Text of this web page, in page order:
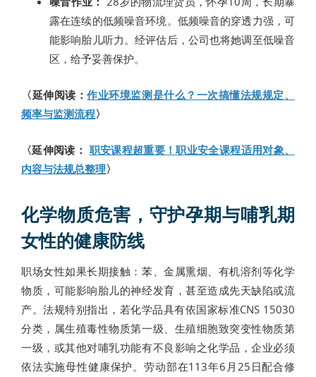
露在连续的低频噪音环境。低频噪音的穿透力强，可
能影响胎儿听力。经评估后，公司也将她调至低噪音
区，给予妥善保护。
〈延伸阅读：作业环境监测是什么？一次搞懂法规规定、
频率与监测流程〉
〈延伸阅读： 职安课程超重要！职业安全课程适用对象、
内容与法规总整理〉
化学物质危害，守护孕期与哺乳期
女性的健康防线
职场女性如果长期接触：苯、金属熏烟、有机溶剂等化学
物质，可能影响胎儿的神经发育，甚至造成先天缺陷或流
产。法规特别指出，若化学品具有依国家标准CNS 15030
分类，属生殖毒性物质第一级、生殖细胞致突变性物质第
一级，或其他对哺乳功能有不良影响之化学品，企业必须
依法实施母性健康保护。劳动部在113年6月25日配合修